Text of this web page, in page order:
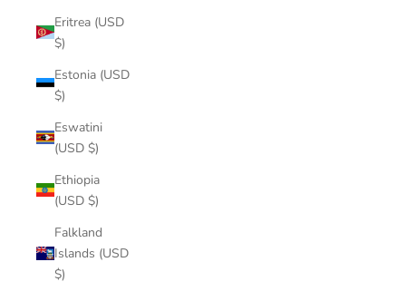
Eritrea (USD
$)
Estonia (USD
$)
Eswatini
(USD $)
Ethiopia
(USD $)
Falkland
Islands (USD
$)